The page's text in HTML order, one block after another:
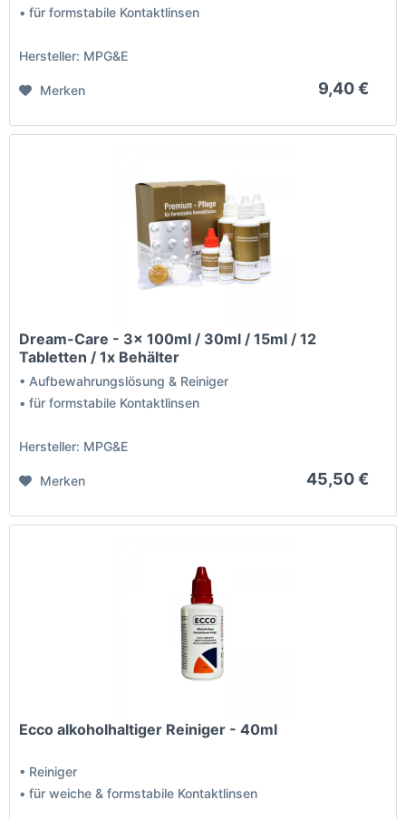
• für formstabile Kontaktlinsen
Hersteller: MPG&E
9,40 €
Merken
Dream-Care - 3x 100ml / 30ml / 15ml / 12
Tabletten / 1x Behälter
• Aufbewahrungslösung & Reiniger
• für formstabile Kontaktlinsen
Hersteller: MPG&E
45,50 €
Merken
Ecco alkoholhaltiger Reiniger - 40ml
• Reiniger
• für weiche & formstabile Kontaktlinsen